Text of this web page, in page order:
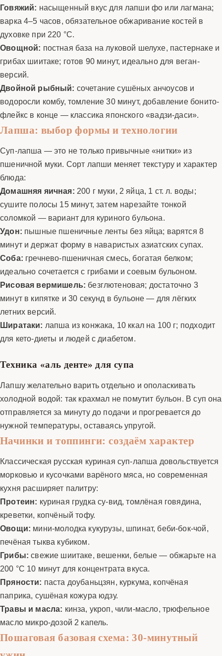
Говяжий: насыщенный вкус для лапши фо или лагмана;
варка 4–5 часов, обязательное обжаривание костей в
духовке при 220 °C.
Овощной: постная база на луковой шелухе, пастернаке и
грибах шиитаке; готов 90 минут, идеально для веган-
версий.
Двойной рыбный: сочетание сушёных анчоусов и
водоросли комбу, томление 30 минут, добавление бонито-
флейкс в конце — классика японского «вадзи-даси».
Лапша: выбор формы и технологии
Суп-лапша — это не только привычные «нитки» из
пшеничной муки. Сорт лапши меняет текстуру и характер
блюда:
Домашняя яичная: 200 г муки, 2 яйца, 1 ст. л. воды;
сушите полосы 15 минут, затем нарезайте тонкой
соломкой — вариант для куриного бульона.
Удон: пышные пшеничные ленты без яйца; варятся 8
минут и держат форму в наваристых азиатских супах.
Соба: гречнево-пшеничная смесь, богатая белком;
идеально сочетается с грибами и соевым бульоном.
Рисовая вермишель: безглютеновая; достаточно 3
минут в кипятке и 30 секунд в бульоне — для лёгких
летних версий.
Ширатаки: лапша из конжака, 10 ккал на 100 г; подходит
для кето-диеты и людей с диабетом.
Техника «аль денте» для супа
Лапшу желательно варить отдельно и ополаскивать
холодной водой: так крахмал не помутит бульон. В суп она
отправляется за минуту до подачи и прогревается до
нужной температуры, оставаясь упругой.
Начинки и топпинги: создаём характер
Классическая русская куриная суп-лапша довольствуется
морковью и кусочками варёного мяса, но современная
кухня расширяет палитру:
Протеин: куриная грудка су-вид, томлёная говядина,
креветки, копчёный тофу.
Овощи: мини-молодка кукурузы, шпинат, беби-бок-чой,
печёная тыква кубиком.
Грибы: свежие шиитаке, вешенки, белые — обжарьте на
200 °C 10 минут для концентрата вкуса.
Пряности: паста доубаньцзян, куркума, копчёная
паприка, сушёная кожура юдзу.
Травы и масла: кинза, укроп, чили-масло, трюфельное
масло микро-дозой 2 капель.
Пошаговая базовая схема: 30-минутный